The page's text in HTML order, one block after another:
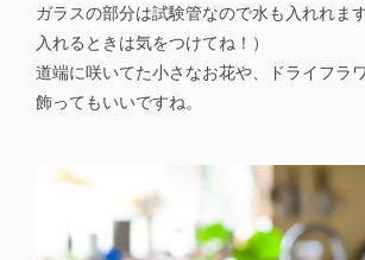
ガラスの部分は試験管なので水も入れれま
入れるときは気をつけてね！）
道端に咲いてた小さなお花や、ドライフラ
飾ってもいいですね。